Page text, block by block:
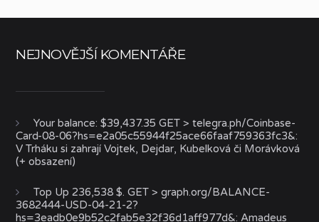
NEJNOVĚJŠÍ KOMENTÁŘE
Your balance: $39,437.35 GET > telegra.ph/Coinbase-
Card-08-06?hs=e2a05c55944f25ace66faaf759363fc3&:
V Trháku si zahrají Vojtek, Dejdar, Kubelková či Morávková
(+ obsazení)
Top Up 236,538 $. GET > graph.org/BALANCE-
3682444-USD-04-21-2?
hs=3eadb0e9b52c2fab5e32f36d1aff977d&:Amadeus